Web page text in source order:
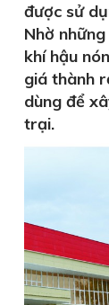
được sử
Nhờ
khí hậu
giá thành
dùng để
trại.